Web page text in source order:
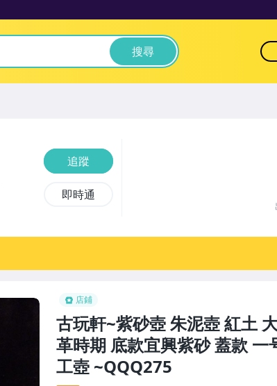
搜尋
店鋪
古玩軒~紫砂壺 朱泥壺 紅土
革時期 底款宜興紫砂 蓋款
工壺 ~QQQ275
追蹤
即時通